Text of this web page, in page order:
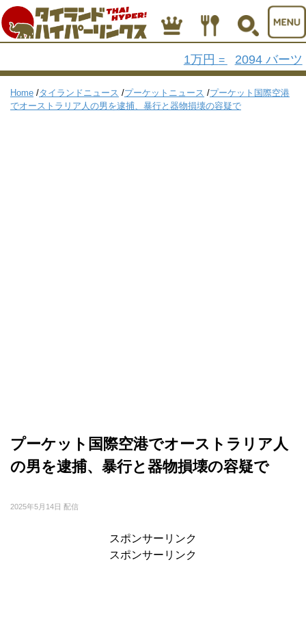
1万円 = 2094 バーツ
Home /タイランドニュース /プーケットニュース /プーケット国際空港
でオーストラリア人の男を逮捕、暴行と器物損壊の容疑で
プーケット国際空港でオーストラリア人
の男を逮捕、暴行と器物損壊の容疑で
2025年5月14日 配信
スポンサーリンク
スポンサーリンク